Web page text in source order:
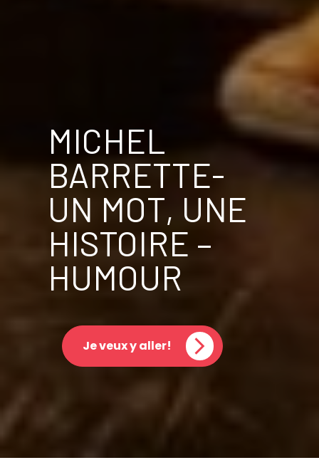
MICHEL
BARRETTE-
UN MOT, UNE
HISTOIRE –
HUMOUR
Je veux y aller!